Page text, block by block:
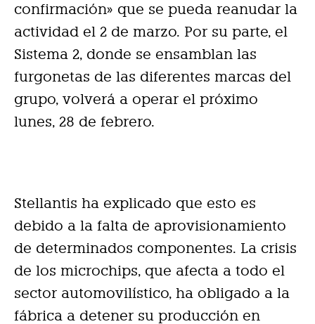
confirmación» que se pueda reanudar la
actividad el 2 de marzo. Por su parte, el
Sistema 2, donde se ensamblan las
furgonetas de las diferentes marcas del
grupo, volverá a operar el próximo
lunes, 28 de febrero.
Stellantis ha explicado que esto es
debido a la falta de aprovisionamiento
de determinados componentes. La crisis
de los microchips, que afecta a todo el
sector automovilístico, ha obligado a la
fábrica a detener su producción en